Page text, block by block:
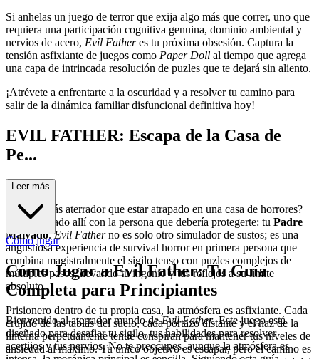
Si anhelas un juego de terror que exija algo más que correr, uno que
requiera una participación cognitiva genuina, dominio ambiental y
nervios de acero, Evil Fatheres tu próxima obsesión. Captura la
tensión asfixiante de juegos como Paper Doll al tiempo que agrega
una capa de intrincada resolución de puzles que te dejará sin aliento.
¡Atrévete a enfrentarte a la oscuridad y a resolver tu camino para
salir de la dinámica familiar disfuncional definitiva hoy!
EVIL FATHER: Escapa de la Casa de
Pe...
sadilla
¿Qué es más aterrador que estar atrapado en una casa de horrores?
Estar atrapado allí con la persona que debería protegerte: tu Padre
Malvado.Evil Fatherno es solo otro simulador de sustos; es una
angustiosa experiencia de survival horror en primera persona que
combina magistralmente el sigilo tenso con puzles complejos de
múltiples pasos, llevando tu ingenio y tus reflejos a su límite
absoluto.
Prisionero dentro de tu propia casa, la atmósfera es asfixiante. Cada
crujido de las tablas del suelo, cada portazo distante y el haz de la
linterna perpetuamente tenue conspiran para mantener tus niveles de
ansiedad al máximo. Tu único objetivo es escapar, pero el camino es
Leer más
Cómo jugar
Cómo Jugar a Evil Father: Tu Guía
Completa para Principiantes
Bienvenido al aterrador mundo deEvil Father. Este juego está
diseñado para desafiar tu sigilo, tus habilidades para resolver
acertijos y tus nervios. No te preocupes, aunque la atmósfera es